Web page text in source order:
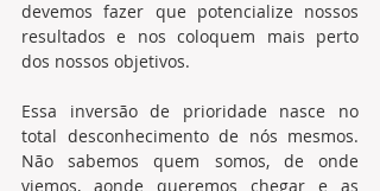
devemos fazer que potencialize nossos
resultados e nos coloquem mais perto
dos nossos objetivos.
Essa inversão de prioridade nasce no
total desconhecimento de nós mesmos.
Não sabemos quem somos, de onde
viemos, aonde queremos chegar e as